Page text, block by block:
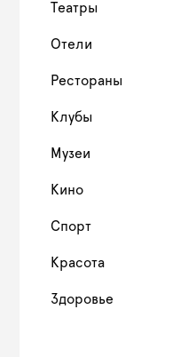
Театры
Отели
Рестораны
Клубы
Музеи
Кино
Спорт
Красота
Здоровье